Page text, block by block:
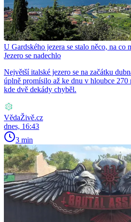
U Gardského jezera se stalo něco, na co
Jezero se nadechlo
Největší italské jezero se na začátku
úplně promísilo až ke dnu v hloubce
kde dvě dekády chyběl.
VědaŽivě.cz
dnes, 16:43
3 min